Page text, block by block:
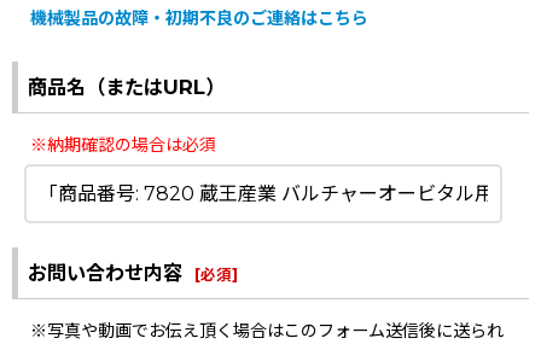
機械製品の故障・初期不良のご連絡はこちら
商品名（またはURL）
※納期確認の場合は必須
お問い合わせ内容 [必須]
※写真や動画でお伝え頂く場合はこのフォーム送信後に送られ